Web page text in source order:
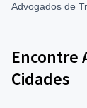
Advogados de
Encontre
Cidades